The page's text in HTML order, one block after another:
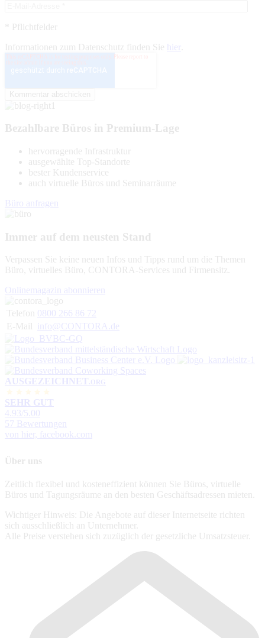
* Pflichtfelder
Informationen zum Datenschutz finden Sie
hier
Bezahlbare Büros in Premium-Lage
hervorragende Infrastruktur
ausgewählte Top-Standorte
bester Kundenservice
auch virtuelle Büros und Seminarräume
Büro anfragen
Immer auf dem neusten Stand
Verpassen Sie keine neuen Infos und Tipps rund um die Themen
Büro, virtuelles Büro, CONTORA-Services und Firmensitz.
Onlinemagazin abonnieren
Telefon 0800 266 86 72
E-Mail
info@CONTORA.de
AUSGEZEICHNET.ORG
SEHR GUT
4.93 /5.00
57 Bewertungen
von hier, facebook.com
Über uns
Zeitlich flexibel und kosteneffizient können Sie Büros, virtuelle
Büros und Tagungsräume an den besten Geschäftsadressen mieten.
Wichtiger Hinweis: Die Angebote auf dieser Internetseite richten
sich ausschließlich an Unternehmer.
Alle Preise verstehen sich zuzüglich der gesetzliche Umsatzsteuer.